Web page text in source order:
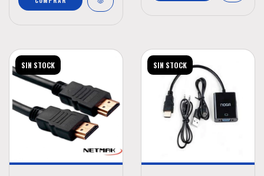
SIN STOCK SIN STOCK